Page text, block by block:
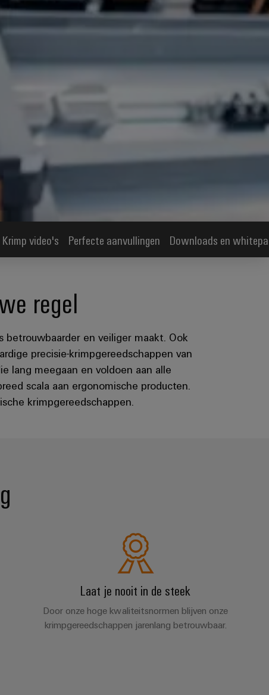
Krimp video's Perfecte aanvullingen Downloads en
regel
en veiliger maakt. Ook
precisie-krimpgereedschappen van
lang meegaan en voldoen aan alle
scala aan ergonomische producten.
krimpgereedschappen.
Laat je nooit in de steek
Door onze hoge kwaliteitsnormen blijven onze
krimpgereedschappen jarenlang betrouwbaar.